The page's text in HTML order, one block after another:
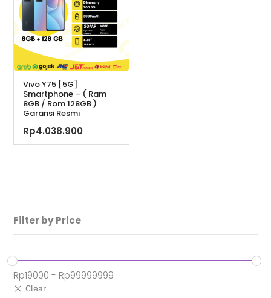
Vivo Y75 [5G]
Smartphone – ( Ram
8GB / Rom 128GB )
Garansi Resmi
Rp4.038.900
Filter by Price
Rp19000 - Rp99999999